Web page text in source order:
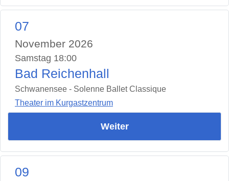
07
November 2026
Samstag 18:00
Bad Reichenhall
Schwanensee - Solenne Ballet Classique
Theater im Kurgastzentrum
Weiter
09